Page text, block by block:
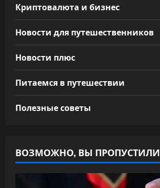
Криптовалюта и бизнес
Новости для путешественников
Новости плюс
Питаемся в путешествии
Полезные советы
ВОЗМОЖНО, ВЫ ПРОПУСТИЛИ